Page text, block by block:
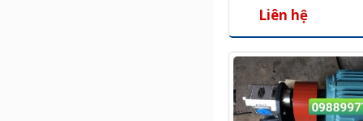
Liên hệ